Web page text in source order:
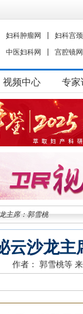
妇科肿瘤网
妇科宫
中医妇科网
宫腔镜网
视频中心 专家
主席：郭雪桃
云沙龙主
作者： 郭雪桃等